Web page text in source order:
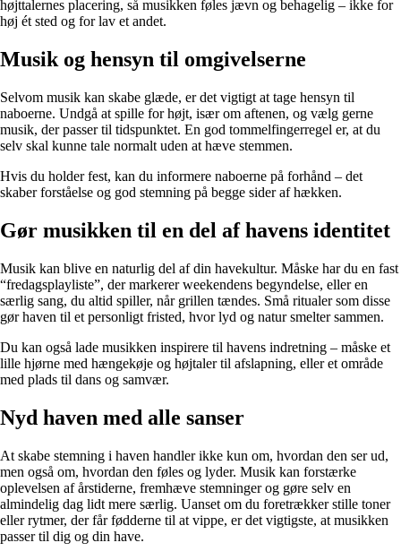
højttalernes placering, så musikken føles jævn og behagelig – ikke for
høj ét sted og for lav et andet.
Musik og hensyn til omgivelserne
Selvom musik kan skabe glæde, er det vigtigt at tage hensyn til
naboerne. Undgå at spille for højt, især om aftenen, og vælg gerne
musik, der passer til tidspunktet. En god tommelfingerregel er, at du
selv skal kunne tale normalt uden at hæve stemmen.
Hvis du holder fest, kan du informere naboerne på forhånd – det
skaber forståelse og god stemning på begge sider af hækken.
Gør musikken til en del af havens identitet
Musik kan blive en naturlig del af din havekultur. Måske har du en fast
“fredagsplayliste”, der markerer weekendens begyndelse, eller en
særlig sang, du altid spiller, når grillen tændes. Små ritualer som disse
gør haven til et personligt fristed, hvor lyd og natur smelter sammen.
Du kan også lade musikken inspirere til havens indretning – måske et
lille hjørne med hængekøje og højtaler til afslapning, eller et område
med plads til dans og samvær.
Nyd haven med alle sanser
At skabe stemning i haven handler ikke kun om, hvordan den ser ud,
men også om, hvordan den føles og lyder. Musik kan forstærke
oplevelsen af årstiderne, fremhæve stemninger og gøre selv en
almindelig dag lidt mere særlig. Uanset om du foretrækker stille toner
eller rytmer, der får fødderne til at vippe, er det vigtigste, at musikken
passer til dig og din have.